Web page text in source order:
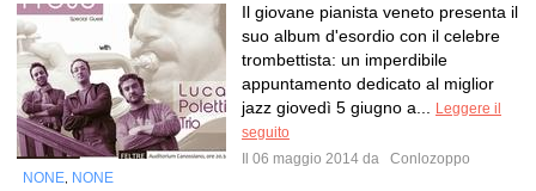
Il giovane pianista veneto presenta il
suo album d'esordio con il celebre
trombettista: un imperdibile
appuntamento dedicato al miglior
jazz giovedì 5 giugno a...
Leggere il
seguito
Il 06 maggio 2014 da
Conlozoppo
NONE NONE